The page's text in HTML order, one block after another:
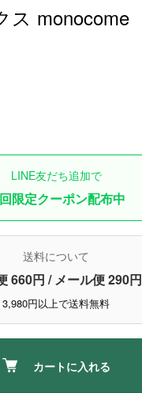
ス monocome
LINE友だち追加で
限定クーポン配布中
送料について
660円 / メール便 290円
3,980円以上で送料無料
カートに入れる